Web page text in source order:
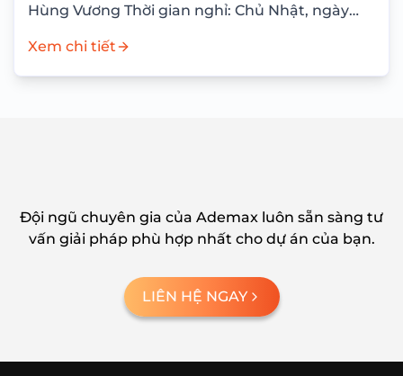
Hùng Vương Thời gian nghỉ: Chủ Nhật, ngày
Xem chi tiết
Đội ngũ chuyên gia của Ademax luôn sẵn sàng tư
vấn giải pháp phù hợp nhất cho dự án của bạn.
LIÊN HỆ NGAY